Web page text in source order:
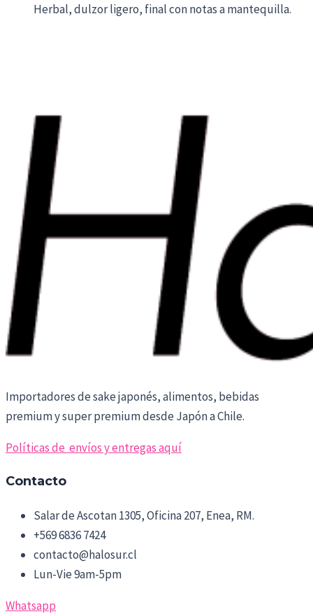
Herbal, dulzor ligero, final con notas a mantequilla.
Importadores de sake japonés, alimentos, bebidas
premium y super premium desde Japón a Chile.
Políticas de envíos y entregas aquí
Contacto
Salar de Ascotan 1305, Oficina 207, Enea, RM.
+569 6836 7424
contacto@halosur.cl
Lun-Vie 9am-5pm
Whatsapp